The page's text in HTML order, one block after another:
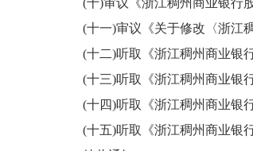
(十一)审议《关于修改〈浙江稠
(十二)听取 《浙江稠州商业银
(十三)听取 《浙江稠州商业银
(十四)听取《浙江稠州商业银
(十五)听取《浙江稠州商业银